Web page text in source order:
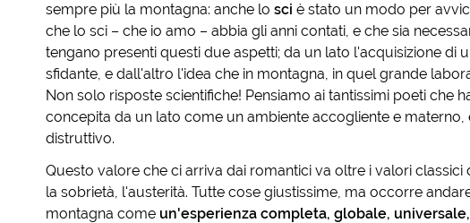
sempre più la montagna: anche lo sci è stato un modo per
che lo sci – che io amo – abbia gli anni contati, e che sia
tengano presenti questi due aspetti; da un lato l'acquisizione di
sfidante, e dall'altro l'idea che in montagna, in quel grande
Non solo risposte scientifiche! Pensiamo ai tantissimi poeti che
concepita da un lato come un ambiente accogliente e
distruttivo.
Questo valore che ci arriva dai romantici va oltre i valori
la sobrietà, l'austerità. Tutte cose giustissime, ma occorre
montagna come un'esperienza completa, globale, universale,